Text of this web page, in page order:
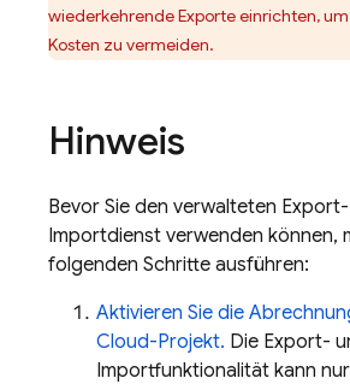
wiederkehrende Exporte einrichten,
Kosten zu vermeiden.
Hinweis
Bevor Sie den verwalteten
Importdienst verwenden können,
folgenden Schritte ausführen:
Aktivieren Sie die
Cloud-Projekt. Die Export-
Importfunktionalität kann